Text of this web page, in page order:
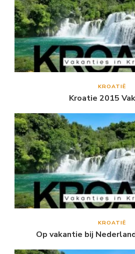
KROATIË
Kroatie 2015
KROATIË
Op vakantie bij